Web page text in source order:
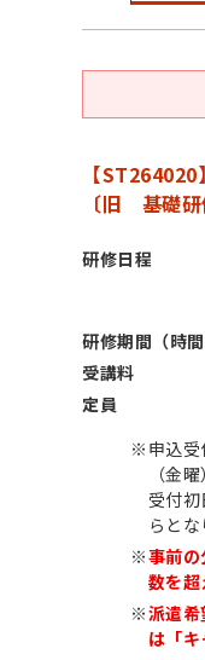
【
〔旧 基礎研
研修日程
研修期間（時間
受講料
定員
※ 申込
（金曜）
受付
らとな
※事前
数を超
※派遣
は「キ